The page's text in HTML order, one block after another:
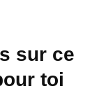
sur ce
toi